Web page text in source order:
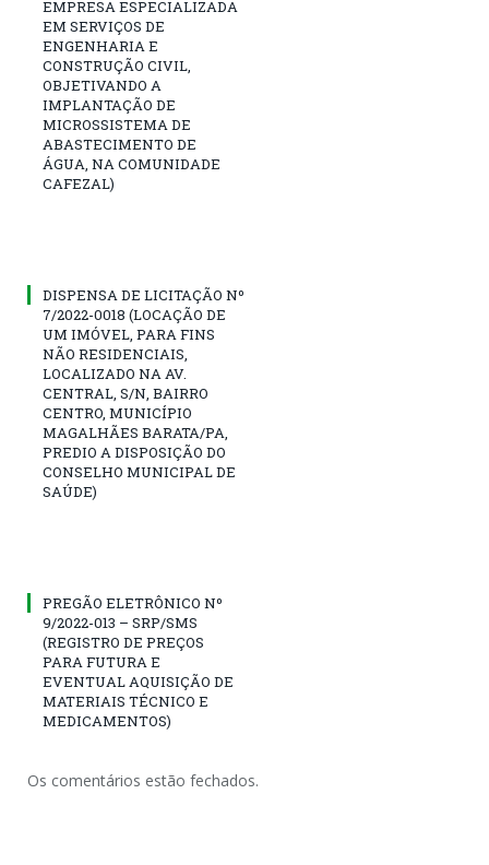
EMPRESA ESPECIALIZADA
EM SERVIÇOS DE
ENGENHARIA E
CONSTRUÇÃO CIVIL,
OBJETIVANDO A
IMPLANTAÇÃO DE
MICROSSISTEMA DE
ABASTECIMENTO DE
ÁGUA, NA COMUNIDADE
CAFEZAL)
DISPENSA DE LICITAÇÃO Nº
7/2022-0018 (LOCAÇÃO DE
UM IMÓVEL, PARA FINS
NÃO RESIDENCIAIS,
LOCALIZADO NA AV.
CENTRAL, S/N, BAIRRO
CENTRO, MUNICÍPIO
MAGALHÃES BARATA/PA,
PREDIO A DISPOSIÇÃO DO
CONSELHO MUNICIPAL DE
SAÚDE)
PREGÃO ELETRÔNICO Nº
9/2022-013 – SRP/SMS
(REGISTRO DE PREÇOS
PARA FUTURA E
EVENTUAL AQUISIÇÃO DE
MATERIAIS TÉCNICO E
MEDICAMENTOS)
Os comentários estão fechados.